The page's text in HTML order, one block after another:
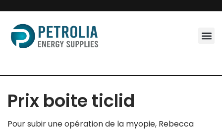
Skip
to
content
Prix boite ticlid
Pour subir une opération de la myopie, Rebecca